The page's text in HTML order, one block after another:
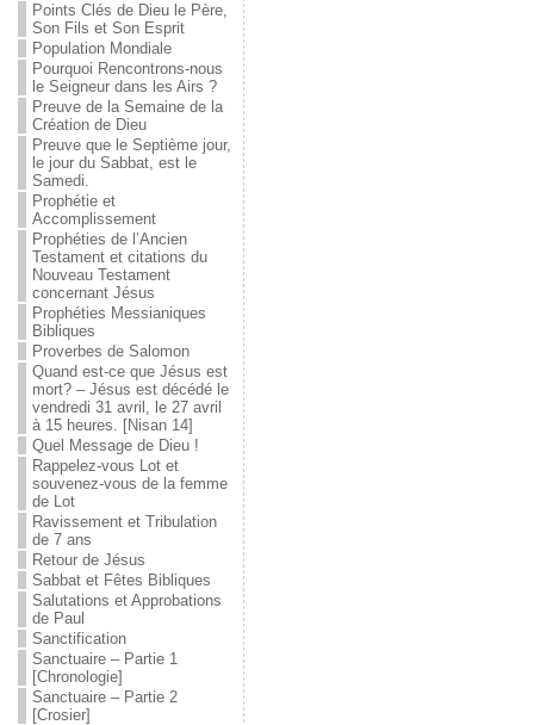
Points Clés de Dieu le Père,
Son Fils et Son Esprit
Population Mondiale
Pourquoi Rencontrons-nous
le Seigneur dans les Airs ?
Preuve de la Semaine de la
Création de Dieu
Preuve que le Septième jour,
le jour du Sabbat, est le
Samedi.
Prophétie et
Accomplissement
Prophéties de l’Ancien
Testament et citations du
Nouveau Testament
concernant Jésus
Prophéties Messianiques
Bibliques
Proverbes de Salomon
Quand est-ce que Jésus est
mort? – Jésus est décédé le
vendredi 31 avril, le 27 avril
à 15 heures. [Nisan 14]
Quel Message de Dieu !
Rappelez-vous Lot et
souvenez-vous de la femme
de Lot
Ravissement et Tribulation
de 7 ans
Retour de Jésus
Sabbat et Fêtes Bibliques
Salutations et Approbations
de Paul
Sanctification
Sanctuaire – Partie 1
[Chronologie]
Sanctuaire – Partie 2
[Crosier]